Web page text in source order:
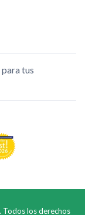
tus
Todos los derechos